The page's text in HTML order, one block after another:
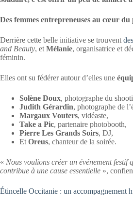
Des femmes entrepreneuses au cœur
Derrière cette belle initiative se trouvent
and Beauty, et Mélanie, organisatrice et
féminin.
Elles ont su fédérer autour d’elles une
Solène Doux, photographe du
Judith Gérardin, photographe de
Margaux Vouters, vidéaste,
Take a Pic, partenaire photobooth,
Pierre Les Grands Soirs, DJ,
Et Oreus, chanteur de la soirée.
« Nous voulions créer un événement festif
contribue à une cause essentielle »,
Étincelle Occitanie : un accompagnement